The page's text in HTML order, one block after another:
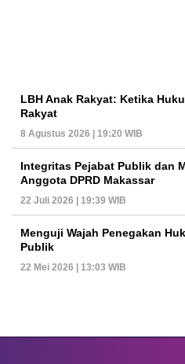
LBH Anak Rakyat: Ketika
Rakyat
8 Agustus 2026 | 19:20 WIB
Integritas Pejabat Publik dan
Anggota DPRD Makassar
22 Juli 2026 | 19:39 WIB
Menguji Wajah Penegakan
Publik
22 Mei 2026 | 13:03 WIB